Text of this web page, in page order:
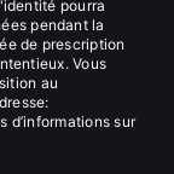
pourra
pendant la
de prescription
Vous
au
d’informations sur